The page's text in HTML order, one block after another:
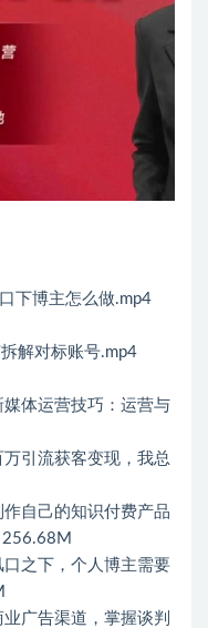
下博主怎么做.mp4
解对标账号.mp4
体运营技巧：运营与
引流获客变现，我总
自己的知识付费产品
256.68M
之下，个人博主需要
广告渠道，掌握谈判